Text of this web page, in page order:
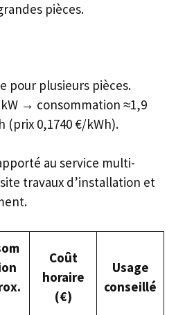
pièces.
pour plusieurs pièces.
kW → consommation ≈1,9
(prix 0,1740 €/kWh).
au service multi-
travaux d’installation et
Coût
horaire
(€)
Usage
conseillé